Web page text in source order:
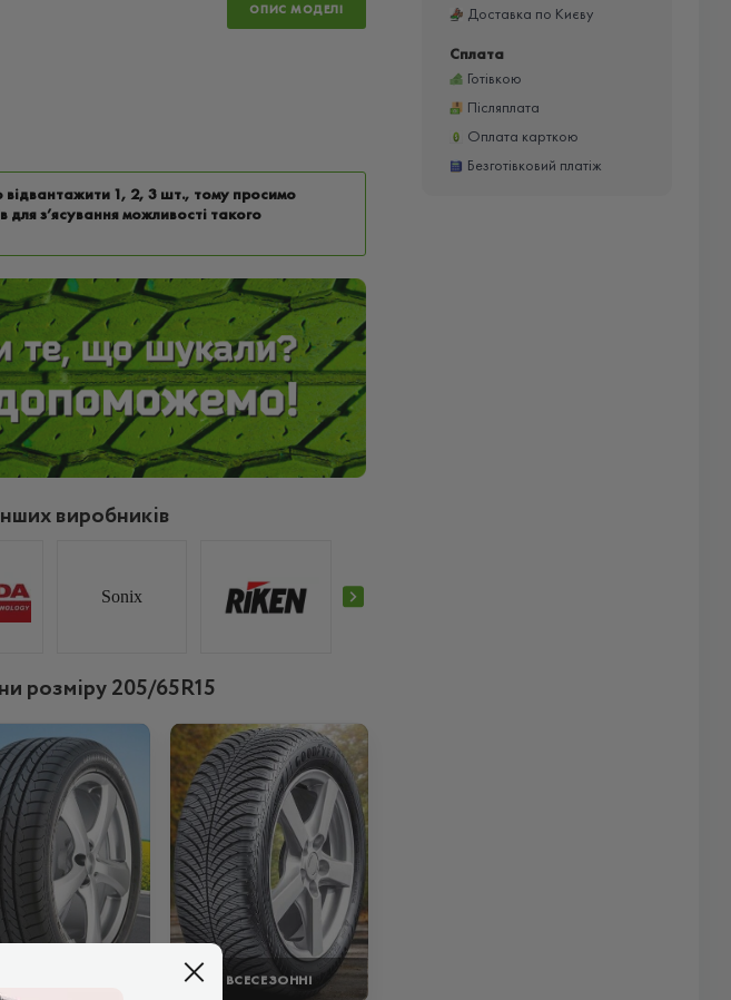
ОПИС МОДЕЛІ
1, 2, 3 шт., тому просимо
з’ясування можливості такого
Доставка по Києву
Сплата
Готівкою
Післяплата
Оплата карткою
Безготівковий платіж
виробників
Sonix
розміру 205/65R15
ВСЕСЕЗОННІ